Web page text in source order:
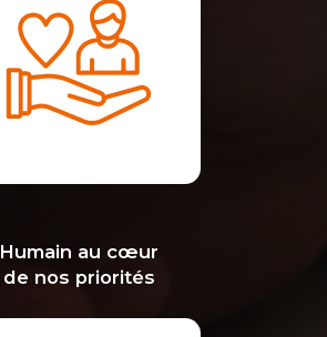
Humain au cœur
de nos priorités